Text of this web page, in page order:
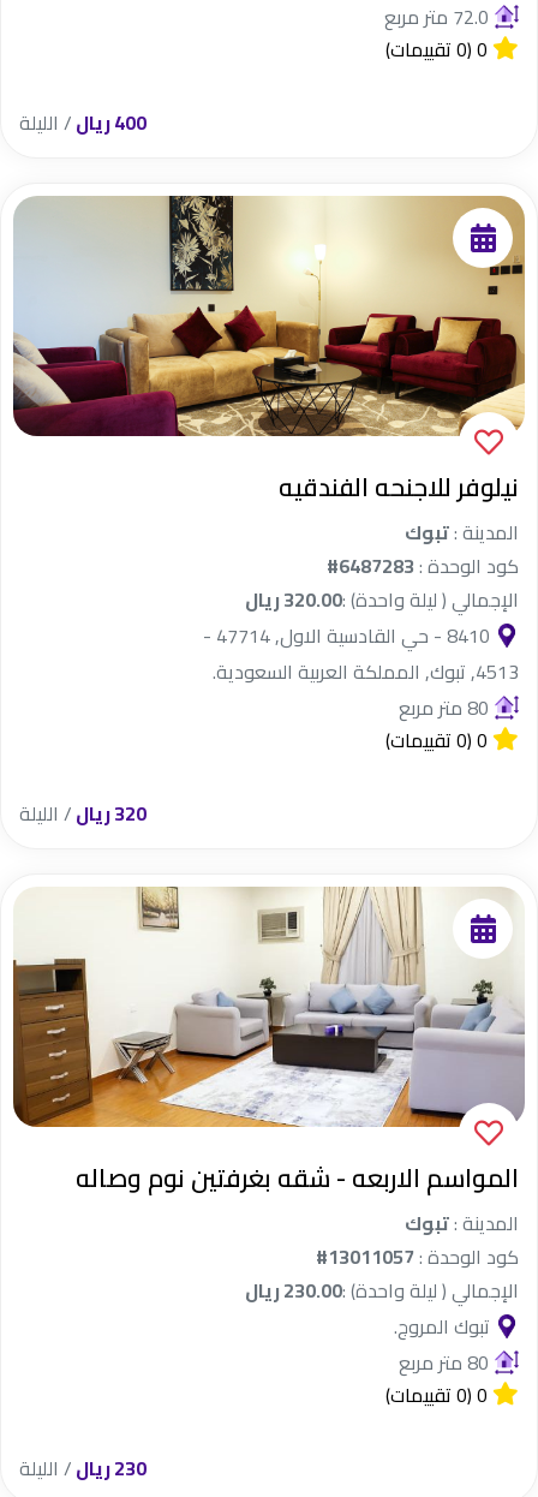
72.0 متر مربع
0(0 تقييمات)
400 ريال / الليلة
نيلوفر للاجنحه الفندقيه
المدينة :تبوك
كود الوحدة :#6487283
الإجمالي ( ليلة واحدة) :320.00 ريال
8410 - حي القادسية الاول, 47714 -
4513, تبوك, المملكة العربية السعودية.
80 متر مربع
0(0 تقييمات)
320 ريال / الليلة
المواسم الاربعه - شقه بغرفتين نوم وصاله
المدينة :تبوك
كود الوحدة :#13011057
الإجمالي ( ليلة واحدة) :230.00 ريال
تبوك المروج.
80 متر مربع
0(0 تقييمات)
230 ريال / الليلة